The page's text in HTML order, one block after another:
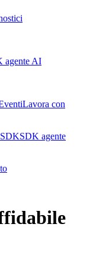
agente AI
Lavora con
SDK agente